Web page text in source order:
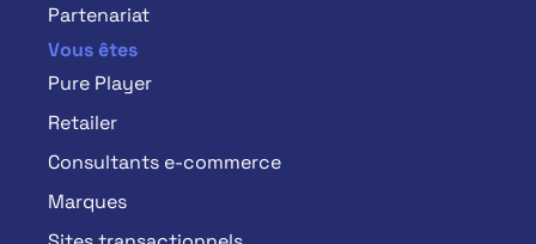
Partenariat
Vous êtes
Pure Player
Retailer
Consultants e-commerce
Marques